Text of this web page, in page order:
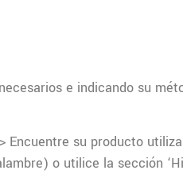
e indicando su
Encuentre su producto
o utilice la sección